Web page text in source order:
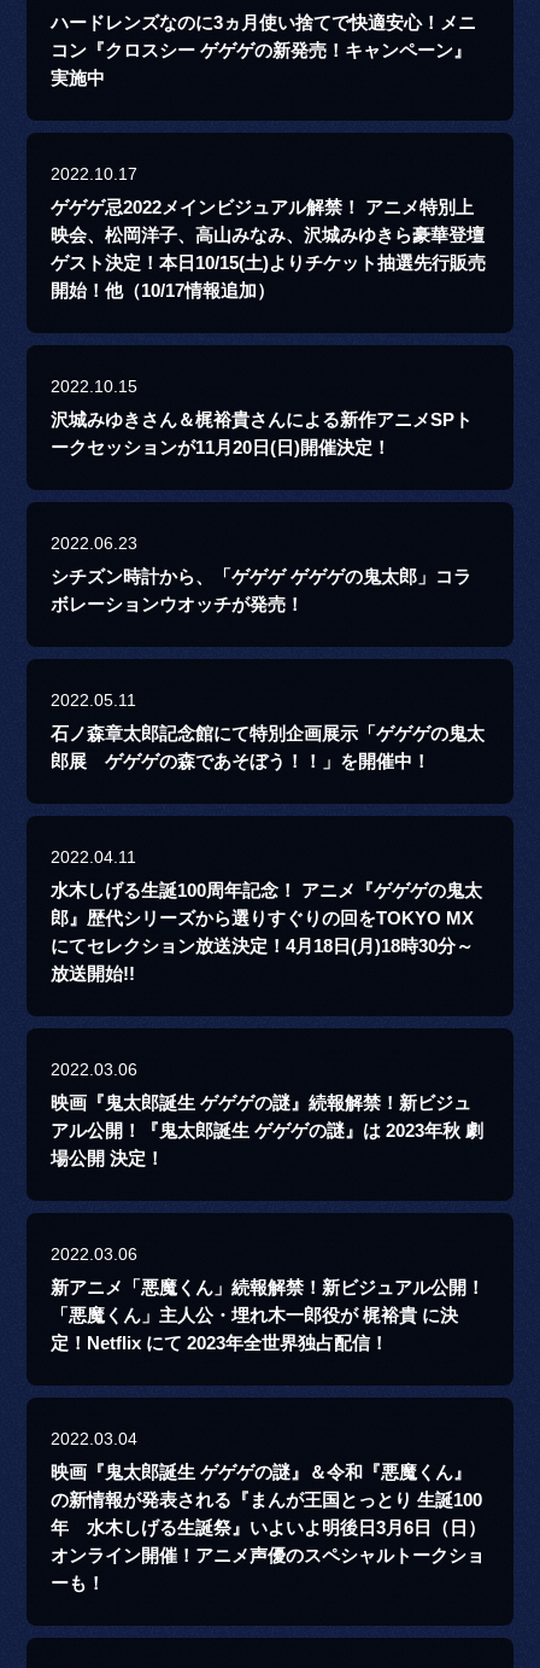
ハードレンズなのに3ヵ月使い捨てで快適安心！メニ
コン『クロスシー ゲゲゲの新発売！キャンペーン』
実施中
2022.10.17
ゲゲゲ忌2022メインビジュアル解禁！ アニメ特別上
映会、松岡洋子、高山みなみ、沢城みゆきら豪華登壇
ゲスト決定！本日10/15(土)よりチケット抽選先行販売
開始！他（10/17情報追加）
2022.10.15
沢城みゆきさん＆梶裕貴さんによる新作アニメSPト
ークセッションが11月20日(日)開催決定！
2022.06.23
シチズン時計から、「ゲゲゲ ゲゲゲの鬼太郎」コラ
ボレーションウオッチが発売！
2022.05.11
石ノ森章太郎記念館にて特別企画展示「ゲゲゲの鬼太
郎展 ゲゲゲの森であそぼう！！」を開催中！
2022.04.11
水木しげる生誕100周年記念！ アニメ『ゲゲゲの鬼太
郎』歴代シリーズから選りすぐりの回をTOKYO MX
にてセレクション放送決定！4月18日(月)18時30分～
放送開始!!
2022.03.06
映画『鬼太郎誕生 ゲゲゲの謎』続報解禁！新ビジュ
アル公開！『鬼太郎誕生 ゲゲゲの謎』は 2023年秋 劇
場公開 決定！
2022.03.06
新アニメ「悪魔くん」続報解禁！新ビジュアル公開！
「悪魔くん」主人公・埋れ木一郎役が 梶裕貴 に決
定！Netflix にて 2023年全世界独占配信！
2022.03.04
映画『鬼太郎誕生 ゲゲゲの謎』＆令和『悪魔くん』
の新情報が発表される『まんが王国とっとり 生誕100
年 水木しげる生誕祭』いよいよ明後日3月6日（日）
オンライン開催！アニメ声優のスペシャルトークショ
ーも！